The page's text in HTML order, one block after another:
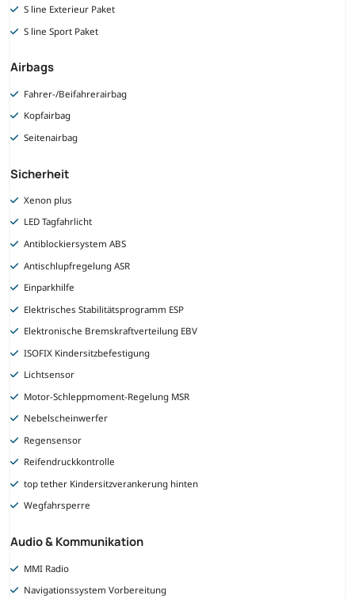
S line Exterieur Paket
S line Sport Paket
Airbags
Fahrer-/Beifahrerairbag
Kopfairbag
Seitenairbag
Sicherheit
Xenon plus
LED Tagfahrlicht
Antiblockiersystem ABS
Antischlupfregelung ASR
Einparkhilfe
Elektrisches Stabilitätsprogramm ESP
Elektronische Bremskraftverteilung EBV
ISOFIX Kindersitzbefestigung
Lichtsensor
Motor-Schleppmoment-Regelung MSR
Nebelscheinwerfer
Regensensor
Reifendruckkontrolle
top tether Kindersitzverankerung hinten
Wegfahrsperre
Audio & Kommunikation
MMI Radio
Navigationssystem Vorbereitung